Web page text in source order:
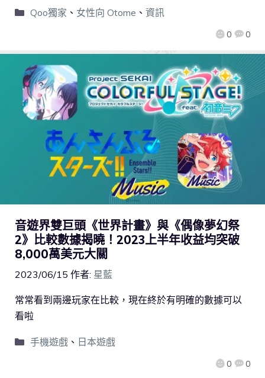
0 0
Qoo獨家 、 女性向 Otome 、 資訊
音遊界雙巨頭《世界計畫》與《偶像夢幻祭
2》比較數據揭曉！2023上半年收益均突破
8,000萬美元大關
2023/06/15 作者: 星藍
0 0
常常看到兩邊玩家在比較，現在終於有明確的數據可以
看啦
手機遊戲、 日本遊戲